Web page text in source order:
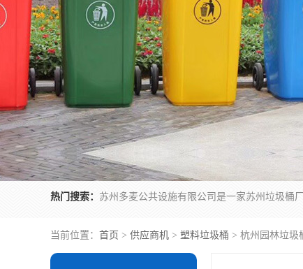
热门搜索：
当前位置： 首页 > 供应商机 > 塑料垃圾桶 > 杭州园林垃圾